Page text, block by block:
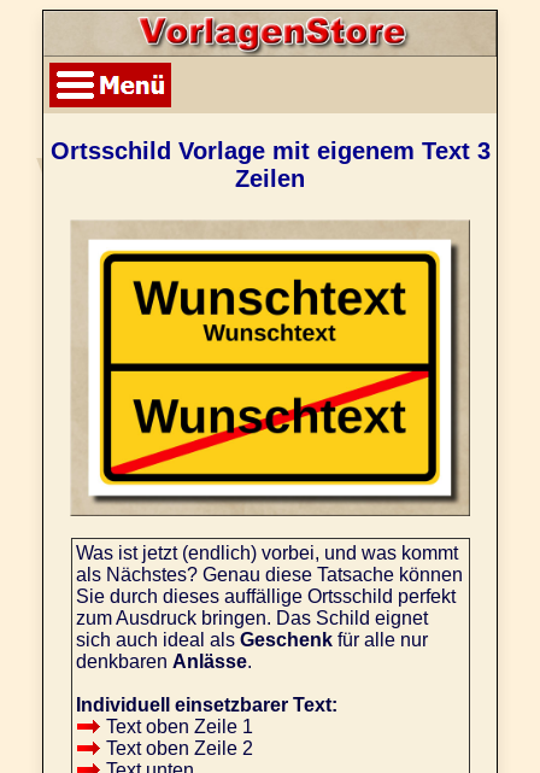
Ortsschild Vorlage mit eigenem Text 3
Zeilen
Was ist jetzt (endlich) vorbei, und was kommt
als Nächstes? Genau diese Tatsache können
Sie durch dieses auffällige Ortsschild perfekt
zum Ausdruck bringen. Das Schild eignet
sich auch ideal als Geschenkfür alle nur
denkbaren Anlässe.
Individuell einsetzbarer Text:
Text oben Zeile 1
Text oben Zeile 2